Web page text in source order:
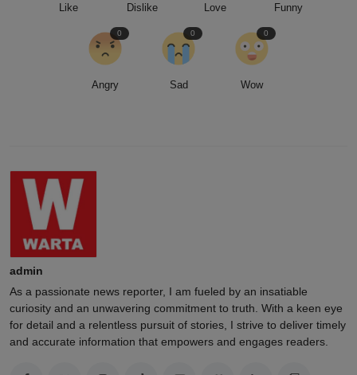
Like Dislike Love Funny
Angry
0
Sad
0
Wow
0
admin
As a passionate news reporter, I am fueled by an insatiable
curiosity and an unwavering commitment to truth. With a keen eye
for detail and a relentless pursuit of stories, I strive to deliver timely
and accurate information that empowers and engages readers.